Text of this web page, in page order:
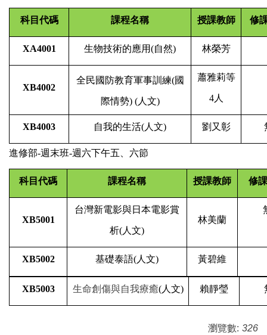
科目代碼 課程名稱 授課教師 修
XA4001 生物技術的應用(自然) 林榮芳
XB4002
全民國防教育軍事訓練(國
際情勢) (人文)
蕭雅莉等
4人
XB4003 自我的生活(人文) 劉又彰
進修部-週末班-週六下午五、六節
科目代碼 課程名稱 授課教師 修
XB5001
台灣新電影與日本電影賞
析(人文)
林美蘭
XB5002 基礎泰語(人文) 黃碧維
XB5003 生命創傷與自我療癒(人文) 賴靜瑩
瀏覽數: 326